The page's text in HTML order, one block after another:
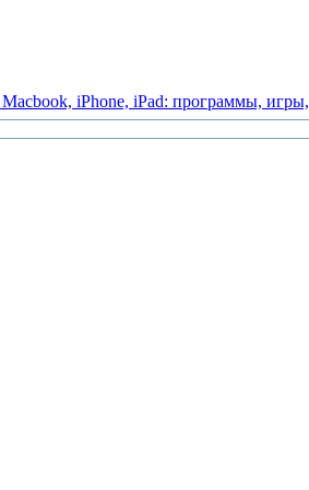
Macbook, iPhone, iPad: программы, игры,